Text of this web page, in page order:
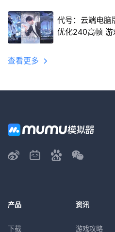
代号：云端电脑
优化240高帧 游
查看更多
产品
下载
资讯
游戏攻略